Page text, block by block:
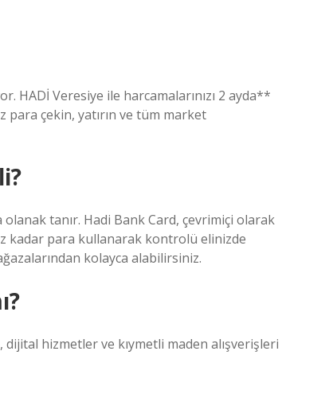
HADİ Veresiye ile harcamalarınızı 2 ayda**
para çekin, yatırın ve tüm market
tanır. Hadi Bank Card, çevrimiçi olarak
kadar para kullanarak kontrolü elinizde
kolayca alabilirsiniz.
hizmetler ve kıymetli maden alışverişleri